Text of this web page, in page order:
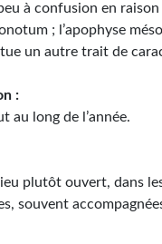
à confusion en
; l’apophyse
un autre trait de
:
au long de l’année.
plutôt ouvert, dans
souvent